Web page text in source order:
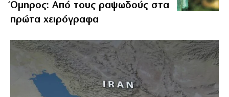
Όμηρος: Από τους ραψωδούς στα
πρώτα χειρόγραφα